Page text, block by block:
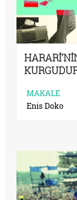
MAKALE
Enis Doko